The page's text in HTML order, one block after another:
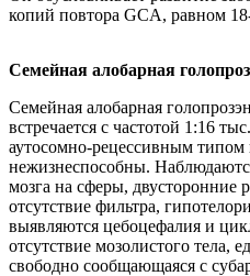
копий повтора GCA, равном
Семейная алобарная
Семейная алобарная
встречается с частотой 1:16
аутосомно-рецессивным типом
нежизнеспособны.
мозга на сферы, двусторонние
отсутствие фильтра,
выявляются цебоцефалия и
отсутствие мозолистого тела,
свободно сообщающаяся с